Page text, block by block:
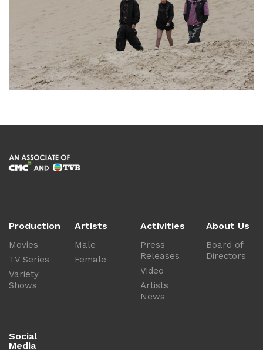
Production
Movies
TV Series
Variety
Shows
Artists
Male
Female
Activities
Press
Releases
Video
Artists
News
About Us
Board of
Directors
Social
Media